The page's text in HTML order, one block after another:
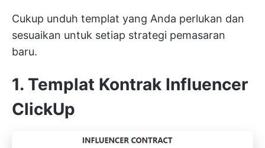
Cukup unduh templat yang Anda perlukan dan
sesuaikan untuk setiap strategi pemasaran
baru.
1. Templat Kontrak Influencer
ClickUp